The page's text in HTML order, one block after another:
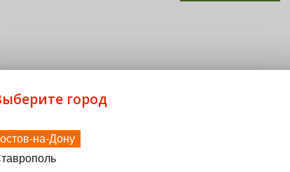
город
на-Дону